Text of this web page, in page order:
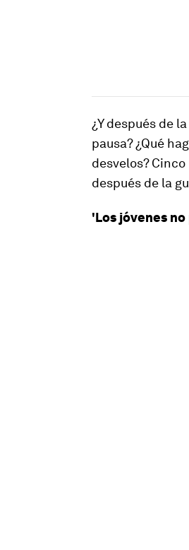
¿Y después de
pausa? ¿Qué
desvelos?
después de la
'Los jóvenes